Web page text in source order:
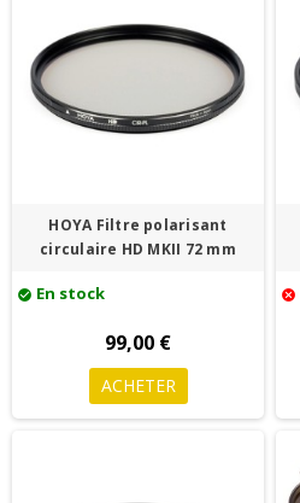
HOYA Filtre polarisant
circulaire HD MKII 72 mm
check_circle En stock
99,00 €
ACHETER
cancel